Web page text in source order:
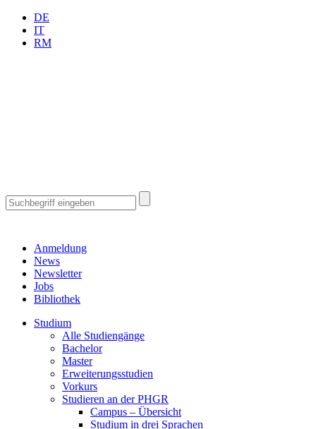
DE
IT
RM
Anmeldung
News
Newsletter
Jobs
Bibliothek
Studium
Alle Studiengänge
Bachelor
Master
Erweiterungsstudien
Vorkurs
Studieren an der PHGR
Campus – Übersicht
Studium in drei Sprachen